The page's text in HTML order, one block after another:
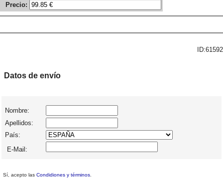
Precio:
ID:61592
Datos de envío
Nombre:
Apellidos:
País:
E-Mail:
Sí, acepto las Condidiones y términos